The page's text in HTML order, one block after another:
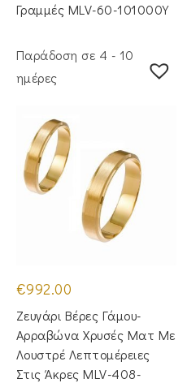
Γραμμές MLV-60-101000Y
Παράδοση σε 4 - 10
ημέρες
€992.00
Ζευγάρι Βέρες Γάμου-
Αρραβώνα Χρυσές Ματ Με
Λουστρέ Λεπτομέρειες
Στις Άκρες MLV-408-